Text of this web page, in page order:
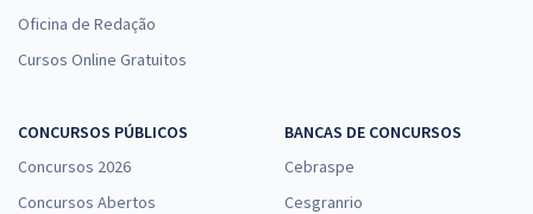
Oficina de Redação
Cursos Online Gratuitos
CONCURSOS PÚBLICOS
Concursos 2026
Concursos Abertos
BANCAS DE CONCURSOS
Cebraspe
Cesgranrio